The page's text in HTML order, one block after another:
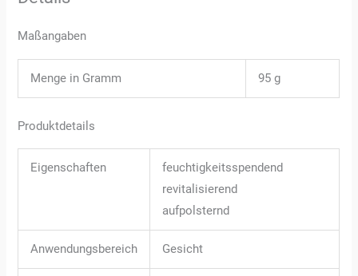
Maßangaben
Menge in Gramm 95 g
Produktdetails
Eigenschaften
feuchtigkeitsspendend
revitalisierend
aufpolsternd
Anwendungsbereich Gesicht